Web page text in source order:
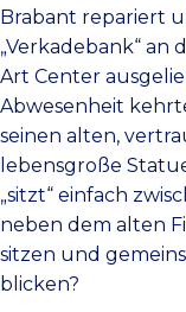
Brabant repariert
„Verkadebank“ an
Art Center
Abwesenheit
seinen alten,
lebensgroße
„sitzt“ einfach
neben dem alten
sitzen und
blicken?